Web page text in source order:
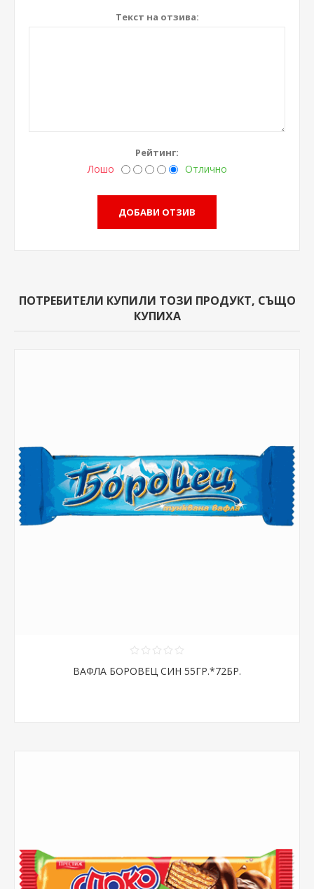
Текст на отзива:
Рейтинг:
Лошо Отлично
ПОТРЕБИТЕЛИ КУПИЛИ ТОЗИ ПРОДУКТ, СЪЩО
КУПИХА
ВАФЛА БОРОВЕЦ СИН 55ГР.*72БР.